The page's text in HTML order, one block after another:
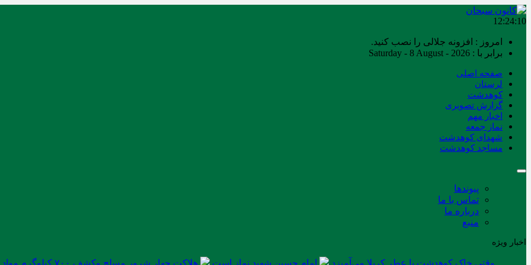
12:24:10
امروز : افزونه جلالی را نصب کنید.
برابر با : Saturday - 8 August - 2026
صفحه اصلی
لرستان
کوهدشت
گزارش تصویری
اخبار مهم
نماز جمعه
شهدای کوهدشت
مساجد کوهدشت
پیوندها
تماس با ما
درباره ما
منبع
اخبار ویژه
وقتی خاک کوهدشت با عطر کربلا می‌آمیزد امام حسین شهید نماز است هلاکت چهار شرور مسلح وکشف ۷۰۰ کیلوگرم مواد مخدر